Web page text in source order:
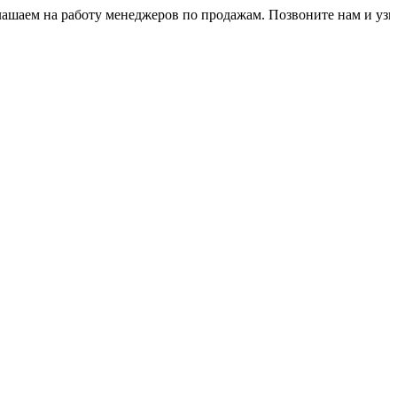
на работу менеджеров по продажам. Позвоните нам и узнайте